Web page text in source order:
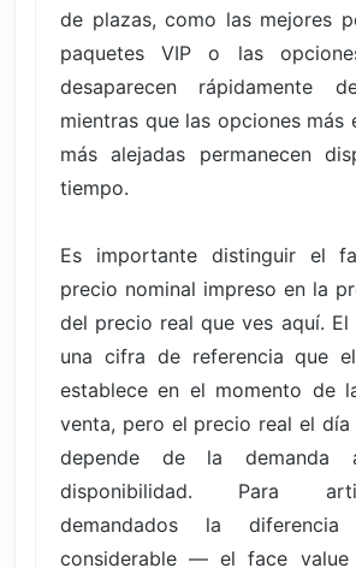
de plazas, como las mejores
paquetes VIP o las
desaparecen rápidamente
mientras que las opciones más
más alejadas permanecen
tiempo.
Es importante distinguir el
precio nominal impreso en la
del precio real que ves aquí. El
una cifra de referencia que
establece en el momento de
venta, pero el precio real el
depende de la
disponibilidad. Para
demandados la
considerable — el face